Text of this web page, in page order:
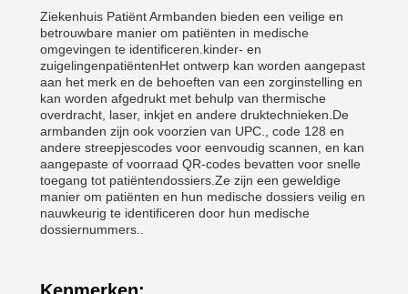
Ziekenhuis Patiënt Armbanden bieden een veilige en
betrouwbare manier om patiënten in medische
omgevingen te identificeren.kinder- en
zuigelingenpatiëntenHet ontwerp kan worden aangepast
aan het merk en de behoeften van een zorginstelling en
kan worden afgedrukt met behulp van thermische
overdracht, laser, inkjet en andere druktechnieken.De
armbanden zijn ook voorzien van UPC., code 128 en
andere streepjescodes voor eenvoudig scannen, en kan
aangepaste of voorraad QR-codes bevatten voor snelle
toegang tot patiëntendossiers.Ze zijn een geweldige
manier om patiënten en hun medische dossiers veilig en
nauwkeurig te identificeren door hun medische
dossiernummers..